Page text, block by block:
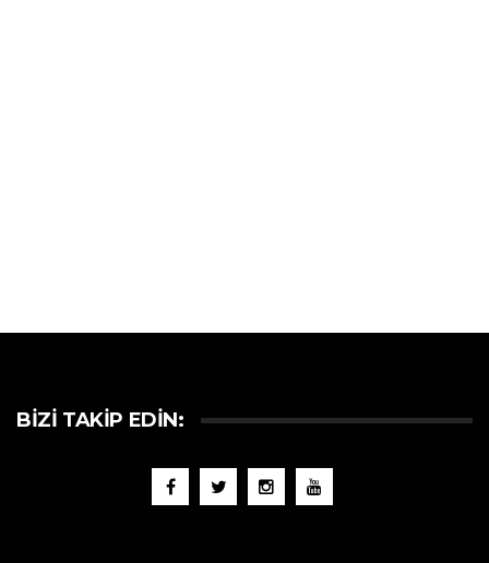
BIZI TAKIP EDIN: